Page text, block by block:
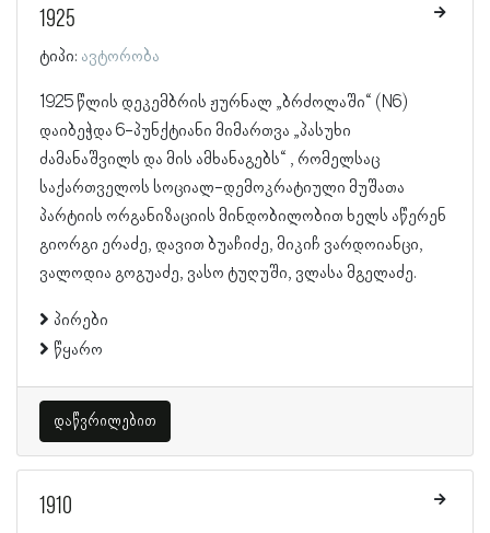
1925
ტიპი: ავტორობა
1925 წლის დეკემბრის ჟურნალ „ბრძოლაში“ (N6)
დაიბეჭდა 6-პუნქტიანი მიმართვა „პასუხი
ძამანაშვილს და მის ამხანაგებს“ , რომელსაც
საქართველოს სოციალ-დემოკრატიული მუშათა
პარტიის ორგანიზაციის მინდობილობით ხელს აწერენ
გიორგი ერაძე, დავით ბუაჩიძე, მიკიჩ ვარდოიანცი,
ვალოდია გოგუაძე, ვასო ტუღუში, ვლასა მგელაძე.
პირები
წყარო
დაწვრილებით
1910